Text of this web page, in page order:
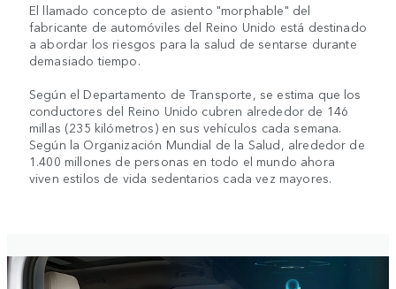
El llamado concepto de asiento "morphable" del
fabricante de automóviles del Reino Unido está destinado
a abordar los riesgos para la salud de sentarse durante
demasiado tiempo.
Según el Departamento de Transporte, se estima que los
conductores del Reino Unido cubren alrededor de 146
millas (235 kilómetros) en sus vehículos cada semana.
Según la Organización Mundial de la Salud, alrededor de
1.400 millones de personas en todo el mundo ahora
viven estilos de vida sedentarios cada vez mayores.